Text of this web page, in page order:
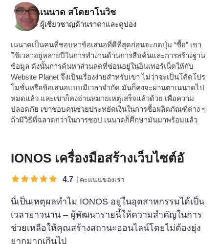
เนนาด สโตยาโนวิช
ผู้เชี่ยวชาญด้านราคาและคูปอง
เนนาดเป็นคนที่ชอบหาข้อเสนอที่ดีที่สุดก่อนจะกดปุ่ม “ซื้อ” เขา
ใช้เวลาอยู่หลายปีในการทำงานด้านการสืบค้นและการสร้างฐาน
ข้อมูล ดังนั้นการค้นหาส่วนลดที่ซ่อนอยู่ในอินเทอร์เน็ตให้กับ
Website Planet จึงเป็นเรื่องง่ายสำหรับเขา ไม่ว่าจะเป็นโค้ดโปร
โมชั่นหรือข้อเสนอแบบมีเวลาจำกัด มันก็คงจะผ่านตาเนนาดไป
หมดแล้ว และเขาก็คงอ่านหมายเหตุเสร็จแล้วด้วย เพื่อความ
ปลอดภัย เขาชอบคนช่วยประหยัดเงินในการซื้อผลิตภัณฑ์ต่าง ๆ
ถ้ามีวิธีที่ฉลาดกว่าในการชอป เนนาดก็ศึกษามันมาพร้อมแล้ว
IONOS เครื่องมือสร้างเว็บไซต์อั
4.7 คะแนนของเรา
นี่เป็นเหตุผลทำไม IONOS อยู่ในอุตสาหกรรมได้เป็น
เวลายาวนาน – ผู้พัฒนารายนี้ให้ความสำคัญในการ
ช่วยเหลือให้คุณสร้างสถานะออนไลน์โดยไม่ต้องยุ่ง
ยากมากเกินไป